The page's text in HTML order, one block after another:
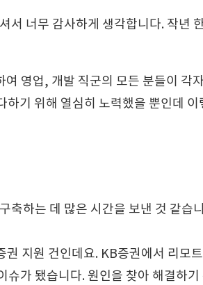
서 너무 감사하게 생각합니다. 작년
영업, 개발 직군의 모든 분들이 각
기 위해 열심히 노력했을 뿐인데
축하는 데 많은 시간을 보낸 것 같습
지원 건인데요. KB증권에서 리모
가 됐습니다. 원인을 찾아 해결하